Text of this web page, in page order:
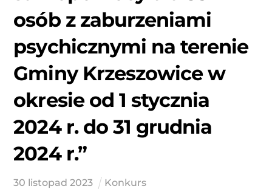
osób z zaburzeniami
psychicznymi na terenie
Gminy Krzeszowice w
okresie od 1 stycznia
2024 r. do 31 grudnia
2024 r.”
30 listopad 2023 Konkurs